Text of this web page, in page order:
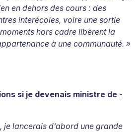
en dehors des cours : des
interécoles, voire une sortie
hors cadre libèrent la
à une communauté. »
si je devenais ministre de
je lancerais d’abord une grande